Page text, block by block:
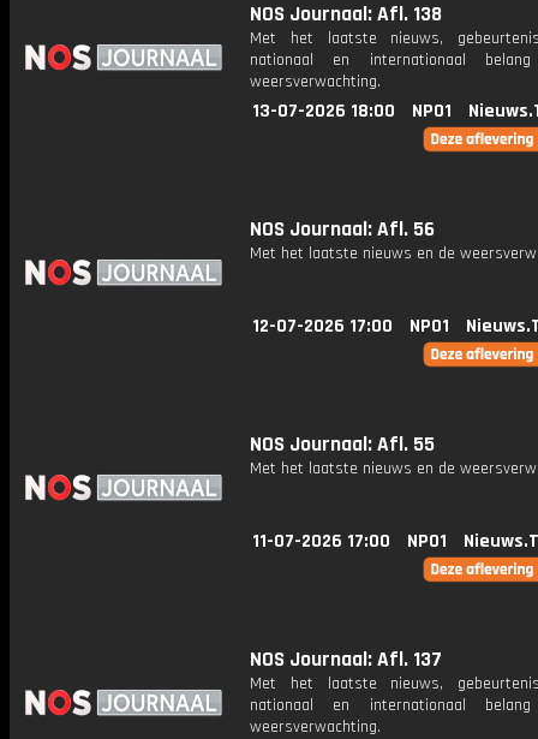
NOS Journaal: Afl. 138
Met het laatste nieuws,
nationaal en internationaal
weersverwachting.
13-07-2026 18:00 NPO1
NOS Journaal: Afl. 56
Met het laatste nieuws en de
12-07-2026 17:00 NPO1
NOS Journaal: Afl. 55
Met het laatste nieuws en de
11-07-2026 17:00 NPO1
NOS Journaal: Afl. 137
Met het laatste nieuws,
nationaal en internationaal
weersverwachting.